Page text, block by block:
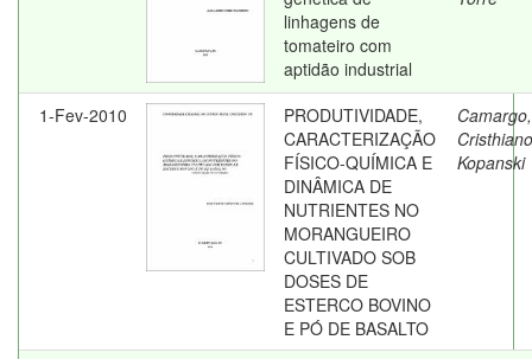
linhagens de
tomateiro com
aptidão industrial
1-Fev-2010
PRODUTIVIDADE,
CARACTERIZAÇÃO
FÍSICO-QUÍMICA E
DINÂMICA DE
NUTRIENTES NO
MORANGUEIRO
CULTIVADO SOB
DOSES DE
ESTERCO BOVINO
E PÓ DE BASALTO
Camargo,
Cristhiano
Kopanski